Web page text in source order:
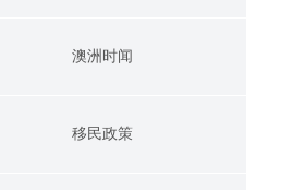
澳洲时闻
移民政策